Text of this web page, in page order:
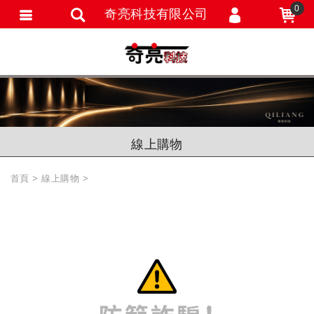
線上購物
首頁 線上購物
奇亮科技有限公司 0
會員登入
忘記密碼
訂單查詢
追蹤清單